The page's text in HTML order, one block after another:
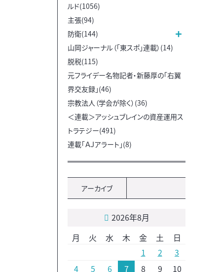
ルド(1056)
主張(94)
防衛(144)
山岡ジャーナル（「東スポ」連載）(14)
脱税(115)
元フライデー名物記者・新藤厚の「右翼
界交友録」(46)
宗教法人（学会が除く）(36)
＜連載＞アッシュブレインの資産運用ス
トラテジー(491)
連載「ＡＪアラート」(8)
アーカイブ
2026年8月
月
火 水 木 金 土
日
1
2
3
4
5 6 7 8 9 10